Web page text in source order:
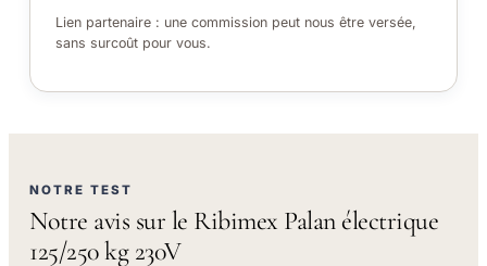
Lien partenaire : une commission peut nous être versée,
sans surcoût pour vous.
NOTRE TEST
Notre avis sur le Ribimex Palan électrique
125/250 kg 230V